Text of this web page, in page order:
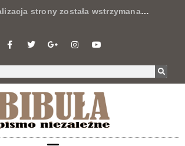
strony została wstrzymana…